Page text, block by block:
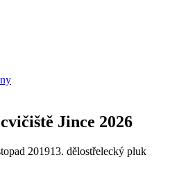
Jince 2026
13. dělostřelecký pluk